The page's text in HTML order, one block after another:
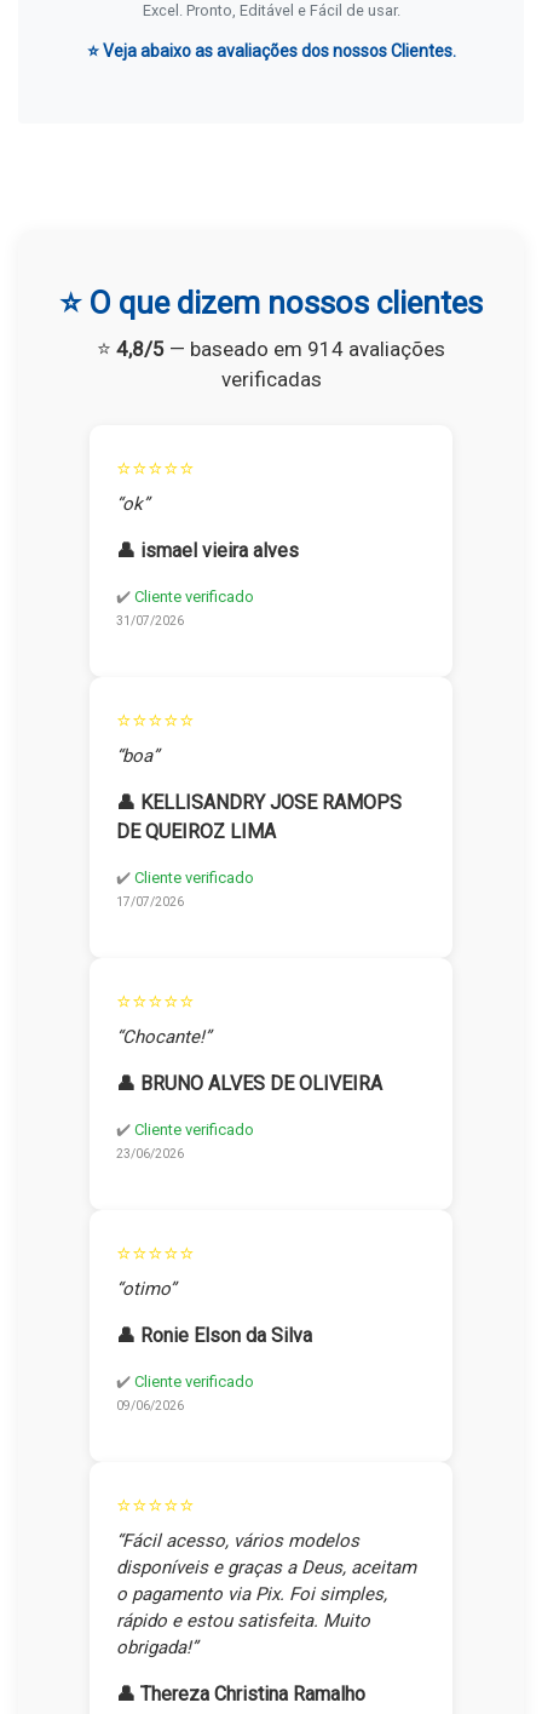
Excel. Pronto, Editável e Fácil de usar.
⭐ Veja abaixo as avaliações dos nossos Clientes.
⭐ O que dizem nossos clientes
⭐ 4,8/5 — baseado em 914 avaliações
verificadas
⭐⭐⭐⭐⭐
“ok”
👤 ismael vieira alves
✔️ Cliente verificado
31/07/2026
⭐⭐⭐⭐⭐
“boa”
👤 KELLISANDRY JOSE RAMOPS
DE QUEIROZ LIMA
✔️ Cliente verificado
17/07/2026
⭐⭐⭐⭐⭐
“Chocante!”
👤 BRUNO ALVES DE OLIVEIRA
✔️ Cliente verificado
23/06/2026
⭐⭐⭐⭐⭐
“otimo”
👤 Ronie Elson da Silva
✔️ Cliente verificado
09/06/2026
⭐⭐⭐⭐⭐
“Fácil acesso, vários modelos
disponíveis e graças a Deus, aceitam
o pagamento via Pix. Foi simples,
rápido e estou satisfeita. Muito
obrigada!”
👤 Thereza Christina Ramalho